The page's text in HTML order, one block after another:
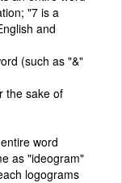
"7 is a
and
(such as "&"
the sake of
word
as "ideogram"
logograms